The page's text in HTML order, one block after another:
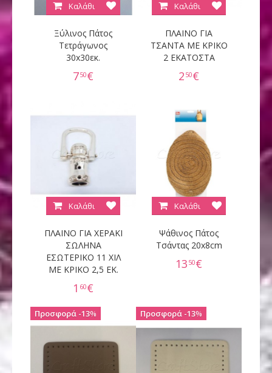
Ξύλινος Πάτος
Τετράγωνος
30x30εκ.
750€
Καλάθι
ΠΛΑΙΝΟ ΓΙΑ
ΤΣΑΝΤΑ ΜΕ ΚΡΙΚΟ
2 ΕΚΑΤΟΣΤΑ
2 50€
Καλάθι
ΠΛΑΙΝΟ ΓΙΑ ΧΕΡΑΚΙ
ΣΩΛΗΝΑ
ΕΣΩΤΕΡΙΚΟ 11 ΧΙΛ
ΜΕ ΚΡΙΚΟ 2,5 ΕΚ.
1 60€
Καλάθι
Ψάθινος Πάτος
Τσάντας 20x8cm
13 50€
Καλάθι
13% 13%